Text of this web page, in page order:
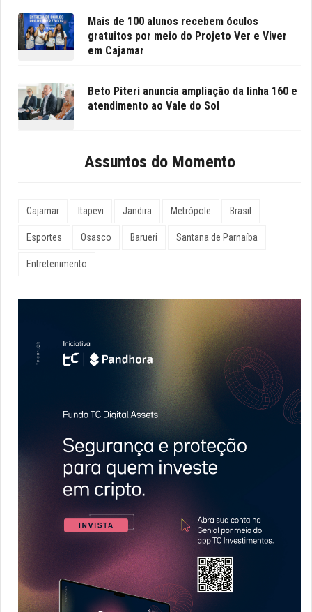
Mais de 100 alunos recebem óculos
gratuitos por meio do Projeto Ver e Viver
em Cajamar
Beto Piteri anuncia ampliação da linha 160 e
atendimento ao Vale do Sol
Assuntos do Momento
Cajamar Itapevi Jandira Metrópole Brasil
Esportes Osasco Barueri Santana de Parnaíba
Entretenimento